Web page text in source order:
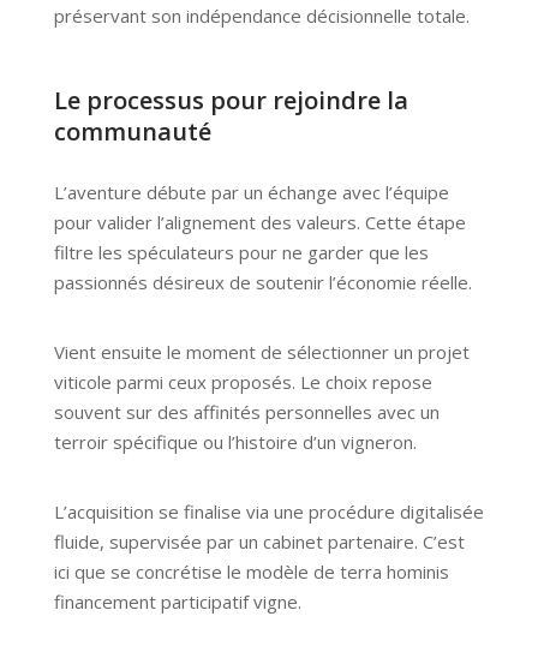
préservant son indépendance décisionnelle totale.
Le processus pour rejoindre la
communauté
L’aventure débute par un échange avec l’équipe
pour valider l’alignement des valeurs. Cette étape
filtre les spéculateurs pour ne garder que les
passionnés désireux de soutenir l’économie réelle.
Vient ensuite le moment de sélectionner un projet
viticole parmi ceux proposés. Le choix repose
souvent sur des affinités personnelles avec un
terroir spécifique ou l’histoire d’un vigneron.
L’acquisition se finalise via une procédure digitalisée
fluide, supervisée par un cabinet partenaire. C’est
ici que se concrétise le modèle de terra hominis
financement participatif vigne.